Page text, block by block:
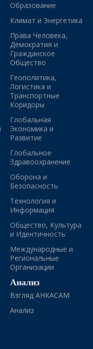
Образование
Климат и Энергетика
Права Человека,
Демократия и
Гражданское
Общество
Геополитика,
Логистика и
Транспортные
Коридоры
Глобальная
Экономика и
Развитие
Глобальное
Здравоохранение
Оборона и
Безопасность
Технология и
Информация
Общество, Культура
и Идентичность
Международные и
Региональные
Организации
Анализ
Взгляд АНКАСАМ
Анализ